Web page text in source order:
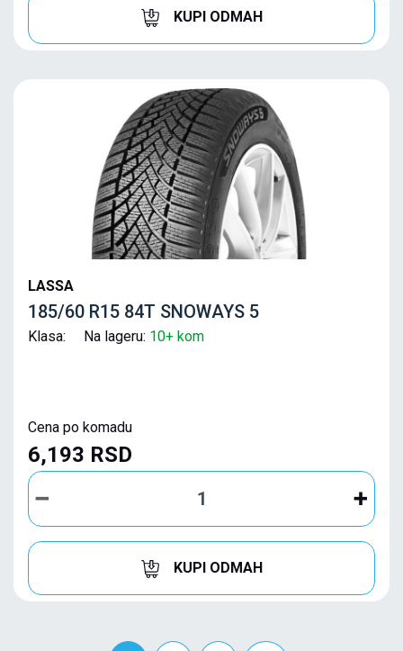
KUPI ODMAH
LASSA
185/60 R15 84T SNOWAYS 5
Klasa: Na lageru: 10+ kom
Cena po komadu
6,193 RSD
KUPI ODMAH